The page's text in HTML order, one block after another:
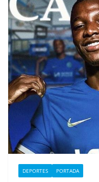
DEPORTES PORTADA